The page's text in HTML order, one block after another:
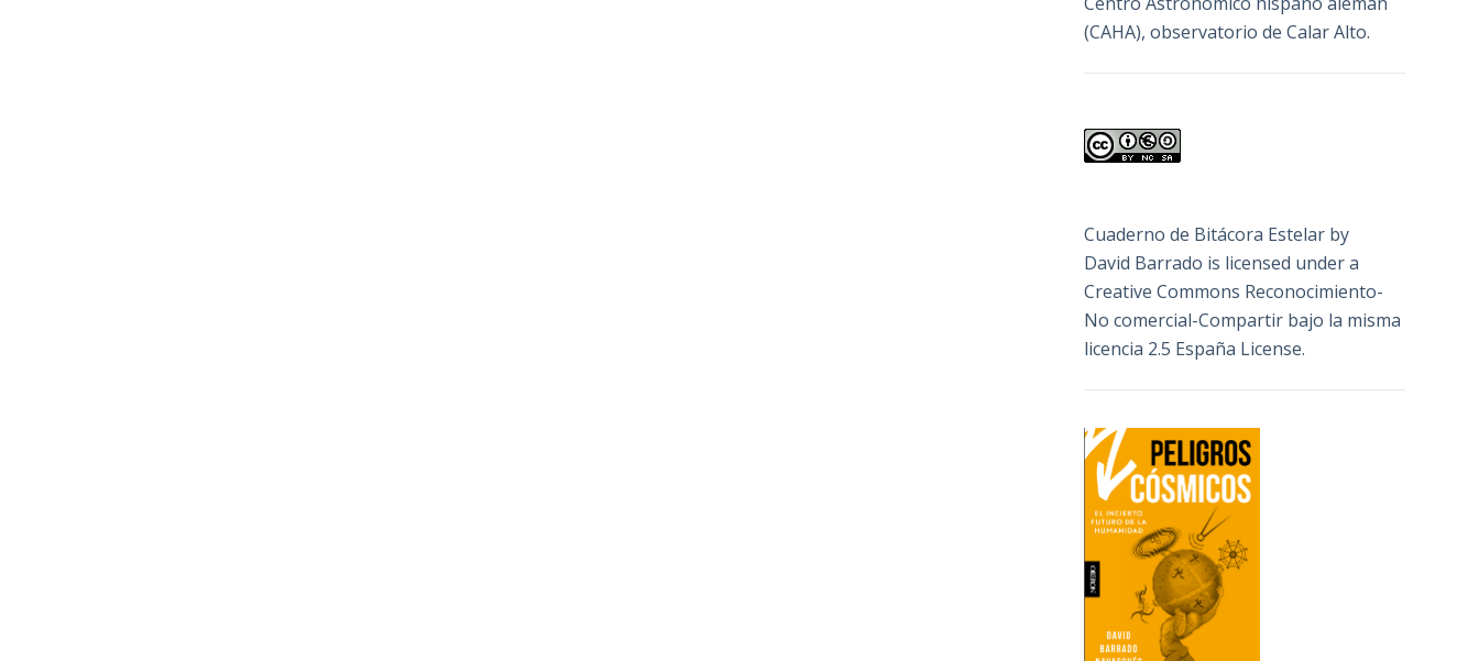
(CAHA), observatorio de Calar Alto.
Cuaderno de Bitácora Estelar by
David Barrado is licensed under a
Creative Commons Reconocimiento-
No comercial-Compartir bajo la misma
licencia 2.5 España License.